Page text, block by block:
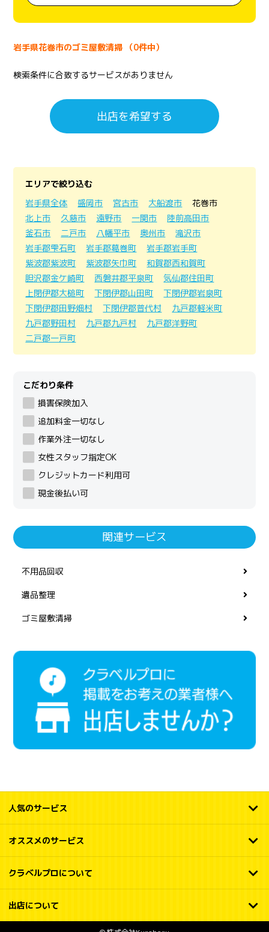
岩手県花巻市のゴミ屋敷清掃 （0件中）
検索条件に合致するサービスがありません
出店を希望する
エリアで絞り込む
岩手県全体
盛岡市 宮古市 大船渡市
花巻市
北上市
久慈市 遠野市 一関市
陸前高田市
釜石市
二戸市 八幡平市 奥州市
滝沢市
岩手郡雫石町
岩手郡葛巻町
岩手郡岩手町
紫波郡紫波町
紫波郡矢巾町
和賀郡西和賀町
胆沢郡金ケ崎町
西磐井郡平泉町
気仙郡住田町
上閉伊郡大槌町
下閉伊郡山田町
下閉伊郡岩泉町
下閉伊郡田野畑村
下閉伊郡普代村
九戸郡軽米町
九戸郡野田村
九戸郡九戸村
九戸郡洋野町
二戸郡一戸町
こだわり条件
損害保険加入
追加料金一切なし
作業外注一切なし
女性スタッフ指定OK
クレジットカード利用可
現金後払い可
関連サービス
不用品回収
遺品整理
ゴミ屋敷清掃
人気のサービス
オススメのサービス
クラベルプロについて
出店について